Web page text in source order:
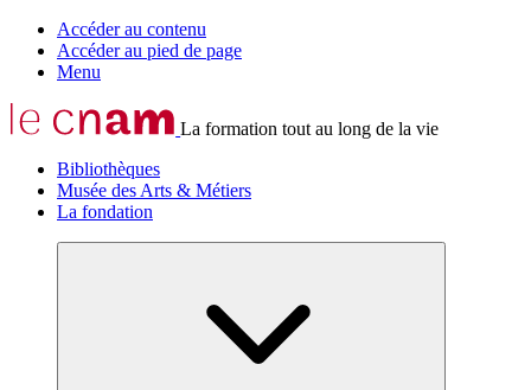
Accéder au contenu
Accéder au pied de page
Menu
La formation tout au long de la vie
Bibliothèques
Musée des Arts & Métiers
La fondation